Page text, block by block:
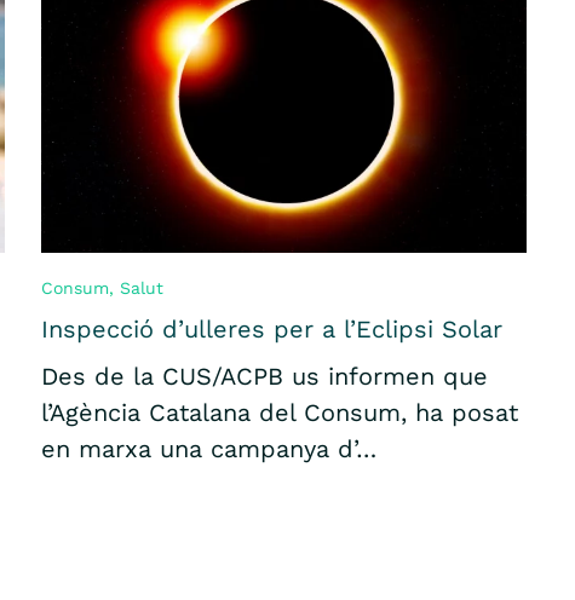
Consum, Salut
Inspecció d’ulleres per a l’Eclipsi Solar
Des de la CUS/ACPB us informen que
l’Agència Catalana del Consum, ha posat
en marxa una campanya d’…